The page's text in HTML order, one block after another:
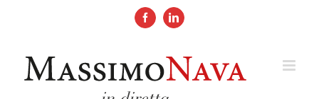
FacebookLinkedIn